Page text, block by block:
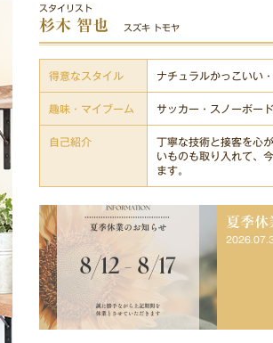
スタイリスト
杉木 智也 スズキ トモヤ
得意なスタイル ナチュラルかっこいい
趣味・マイブーム サッカー・スノーボー
自己紹介
丁寧な技術と接客を心
いものも取り入れて、
ます。
夏季休